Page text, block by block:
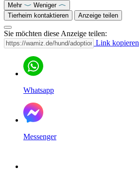
Mehr
Weniger
Tierheim kontaktieren
Anzeige teilen
Sie möchten diese Anzeige teilen:
Link kopieren
Whatsapp
Messenger